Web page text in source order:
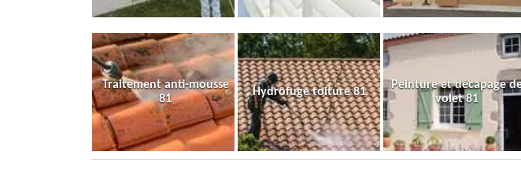
Traitement anti-mousse
81
Hydrofuge toiture 81
Peinture et décapage
volet 81